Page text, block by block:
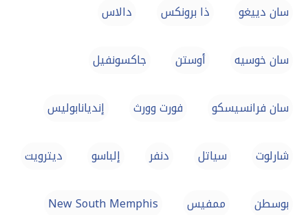
سان دييغو ذا برونكس دالاس
سان خوسيه أوستن جاكسونفيل
سان فرانسيسكو فورت وورث إنديانابوليس
شارلوت سياتل دنفر إلباسو ديترويت
بوسطن ممفيس New South Memphis